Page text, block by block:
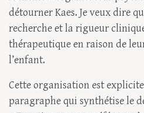
détourner Kaes. Je veux dire
recherche et la rigueur
thérapeutique en raison de
l’enfant.
Cette organisation est
paragraphe qui synthétise le